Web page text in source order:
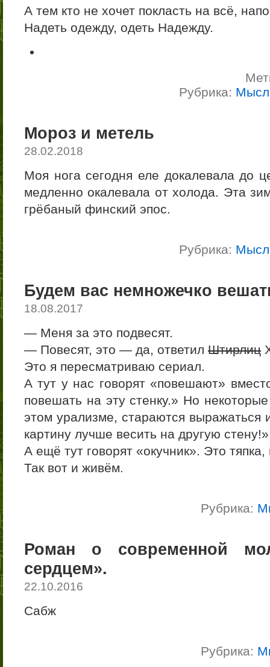
А тем кто не хочет покласть на всё,
Надеть одежду, одеть Надежду.
Рубрика:
Мороз и метель
28.02.2018
Моя нога сегодня еле докалевала до
медленно окалевала от холода. Эта
грёбаный финский эпос.
Рубрика:
Будем вас немножечко
18.08.2017
— Меня за это подвесят.
— Повесят, это — да, ответил Штирлиц
Это я пересматриваю сериал.
А тут у нас говорят «повешают»
повешать на эту стенку.» Но
этом урализме, стараются выражаться
картину лучше весить на другую
А ещё тут говорят «окучник». Это тяпка,
Так вот и живём.
Рубрика:
Роман о современной
сердцем».
22.10.2016
Сабж
Рубрика: